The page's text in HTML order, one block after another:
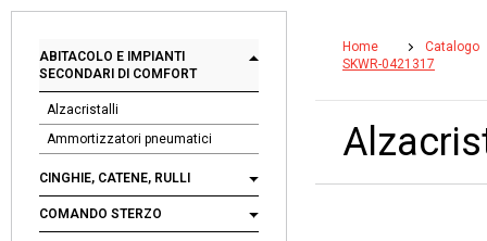
ABITACOLO E IMPIANTI
SECONDARI DI COMFORT
Alzacristalli
Ammortizzatori pneumatici
CINGHIE, CATENE, RULLI
COMANDO STERZO
Home
Catalogo
SKWR-0421317